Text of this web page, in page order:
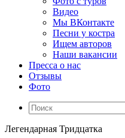
Видео
Мы ВКонтакте
Песни у костра
Ищем авторов
Наши вакансии
Пресса о нас
Отзывы
Фото
Легендарная Тридцатка